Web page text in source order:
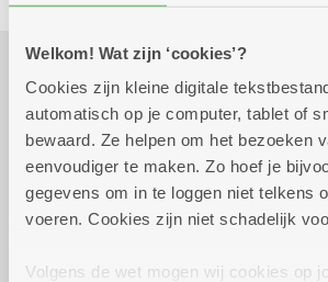
Welkom! Wat zijn ‘cookies’?
Cookies zijn kleine digitale
automatisch op je computer, tablet of
bewaard. Ze helpen om het bezoeken
eenvoudiger te maken. Zo hoef je
gegevens om in te loggen niet telkens
voeren. Cookies zijn niet schadelijk
Volgens de wet mogen wij cookies op
Praktisch
vrijdag 25 september
2026
uur